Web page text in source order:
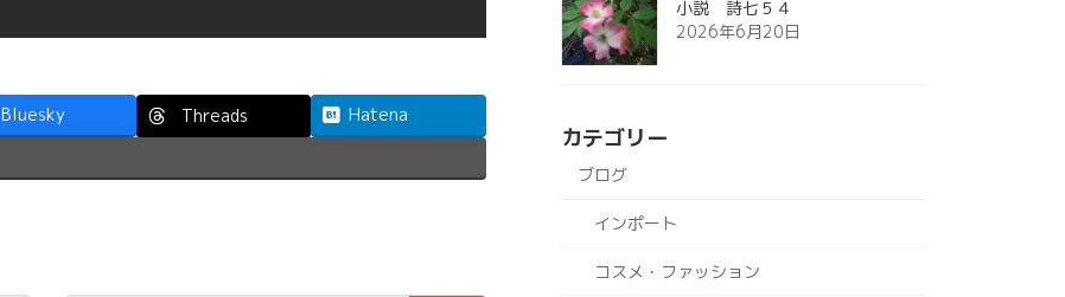
Bluesky Threads Hatena
小説 詩七５４
2026年6月20日
カテゴリー
ブログ
インポート
コスメ・ファッション